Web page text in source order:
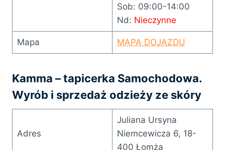
Sob: 09:00-14:00
Nd: Nieczynne
Mapa MAPA DOJAZDU
Kamma – tapicerka Samochodowa.
Wyrób i sprzedaż odzieży ze skóry
Adres
Juliana Ursyna
Niemcewicza 6, 18-
400 Łomża